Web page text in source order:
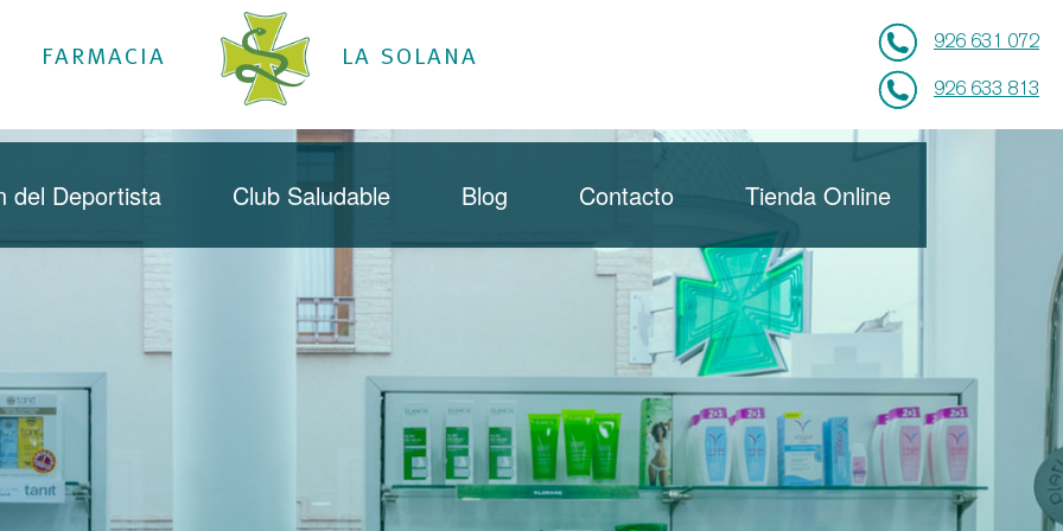
FARMACIA LA SOLANA
926 631 072
926 633 813
del Deportista Club Saludable Blog Contacto Tienda Online